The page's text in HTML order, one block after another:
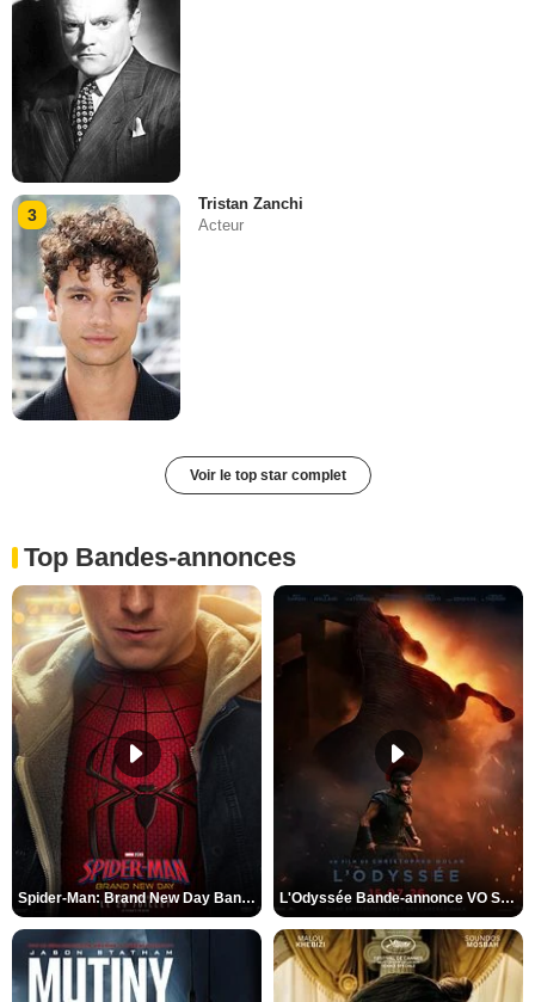
3
Tristan Zanchi
Acteur
Voir le top star complet
Top Bandes-annonces
Spider-Man: Brand New Day Bande-annonce VO STFR L'Odyssée Bande-annonce VO STFR